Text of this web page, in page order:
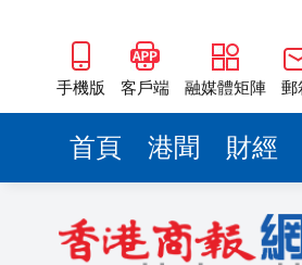
手機版 客戶端 融媒體矩陣 郵
首頁 港聞 財經